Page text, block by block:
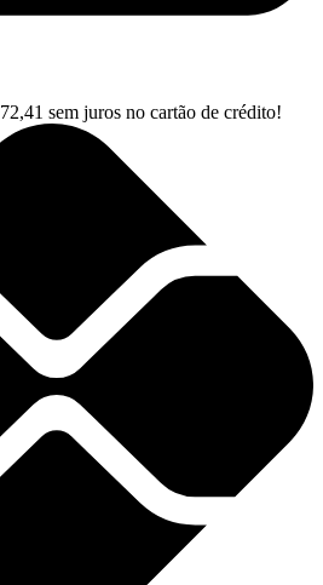
72,41 sem juros no cartão de crédito!